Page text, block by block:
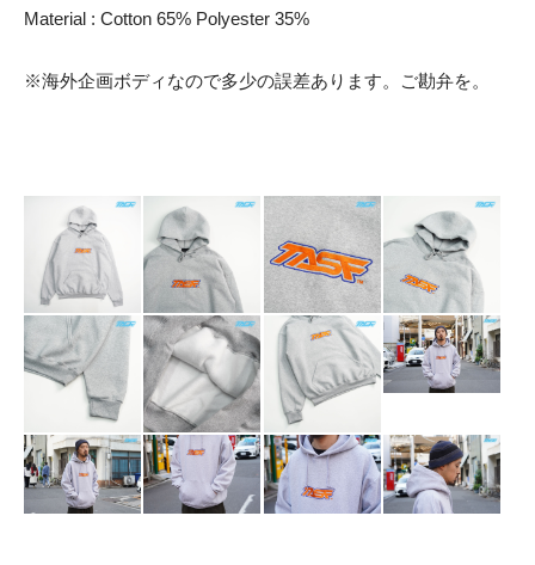
Material : Cotton 65% Polyester 35%
※海外企画ボディなので多少の誤差あります。ご勘弁を。